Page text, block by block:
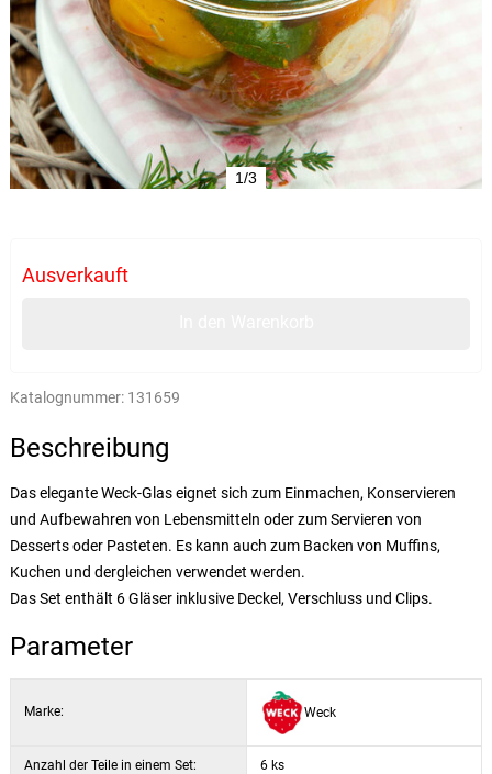
1/3
Ausverkauft
Katalognummer: 131659
Beschreibung
Das elegante Weck-Glas eignet sich zum Einmachen, Konservieren
und Aufbewahren von Lebensmitteln oder zum Servieren von
Desserts oder Pasteten. Es kann auch zum Backen von Muffins,
Kuchen und dergleichen verwendet werden.
Das Set enthält 6 Gläser inklusive Deckel, Verschluss und Clips.
Parameter
Marke: Weck
Anzahl der Teile in einem Set: 6 ks